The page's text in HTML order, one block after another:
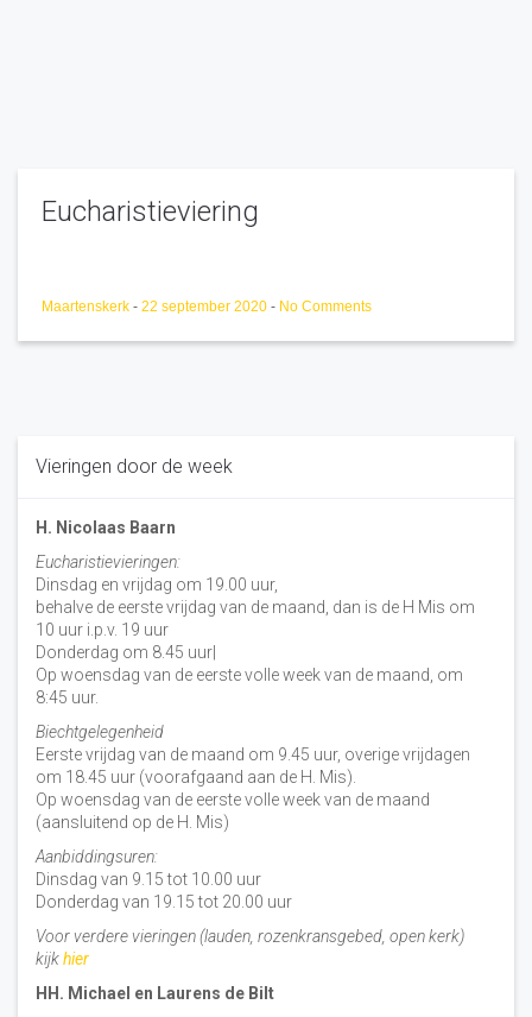
Eucharistieviering
Maartenskerk - 22 september 2020 - No Comments
Vieringen door de week
H. Nicolaas Baarn
Eucharistievieringen:
Dinsdag en vrijdag om 19.00 uur,
behalve de eerste vrijdag van de maand, dan is de H Mis om
10 uur i.p.v. 19 uur
Donderdag om 8.45 uur|
Op woensdag van de eerste volle week van de maand, om
8:45 uur.
Biechtgelegenheid
Eerste vrijdag van de maand om 9.45 uur, overige vrijdagen
om 18.45 uur (voorafgaand aan de H. Mis).
Op woensdag van de eerste volle week van de maand
(aansluitend op de H. Mis)
Aanbiddingsuren:
Dinsdag van 9.15 tot 10.00 uur
Donderdag van 19.15 tot 20.00 uur
Voor verdere vieringen (lauden, rozenkransgebed, open kerk)
kijkhier
HH. Michael en Laurens de Bilt